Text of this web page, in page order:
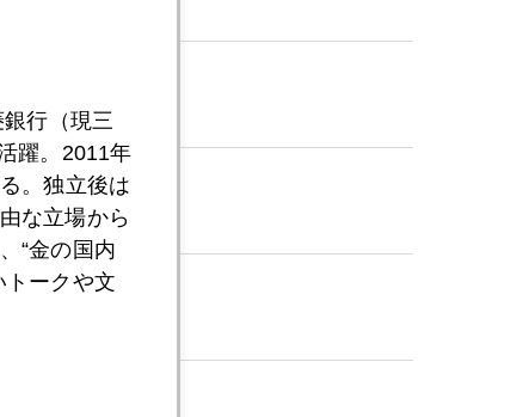
行（現三
躍。2011年
。独立後は
な立場から
“金の国内
トークや文